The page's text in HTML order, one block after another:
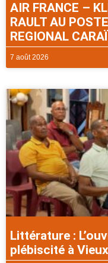
AIR FRANCE –
RAULT AU
REGIONAL
7 août 2026
Littérature :
plébiscité à